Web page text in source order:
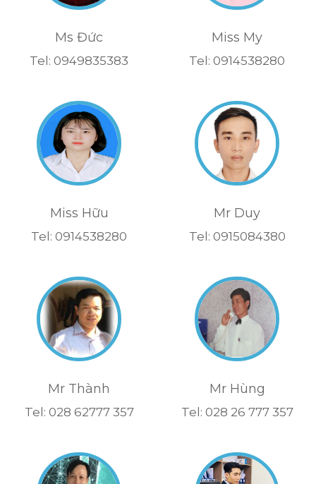
Ms Đức
Tel: 0949835383
Miss My
Tel: 0914538280
Miss Hữu
Tel: 0914538280
Mr Duy
Tel: 0915084380
Mr Thành
Tel: 028 62777 357
Mr Hùng
Tel: 028 26 777 357